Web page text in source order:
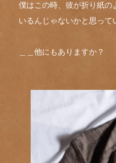
僕はこの時、彼が折り紙の
いるんじゃないかと思って
＿＿他にもありますか？